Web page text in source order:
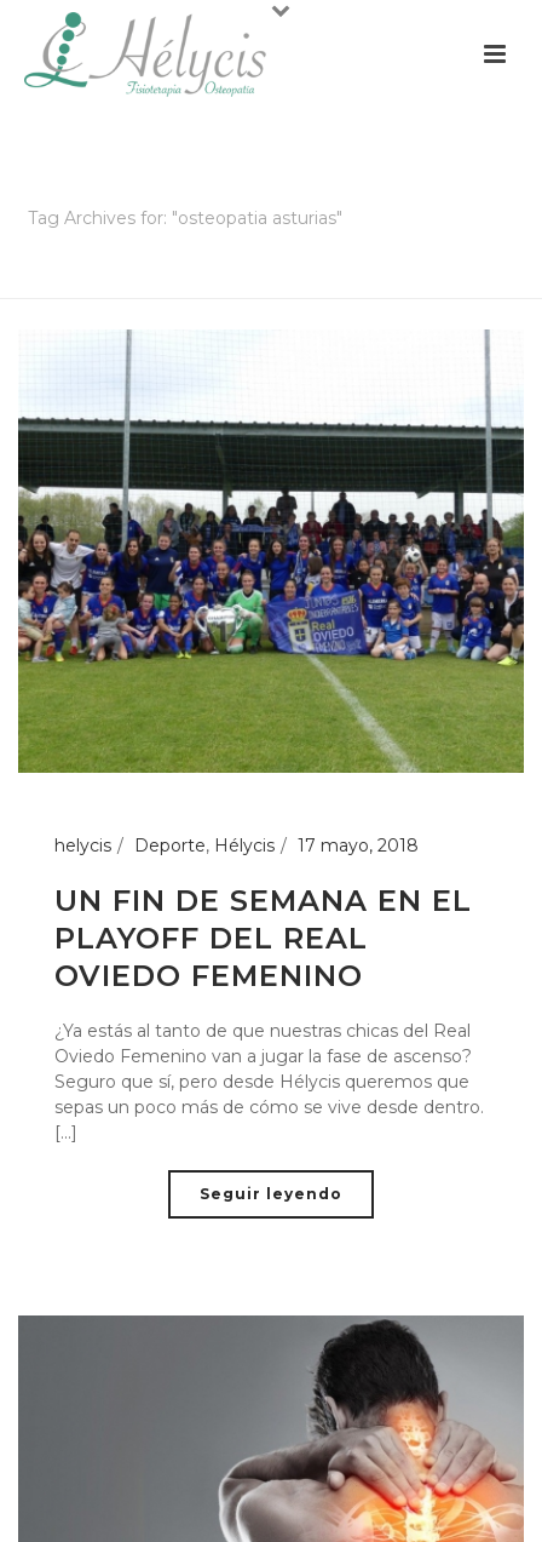
Tag Archives for: "osteopatia asturias"
helycis Deporte, Hélycis 17 mayo, 2018
UN FIN DE SEMANA EN EL
PLAYOFF DEL REAL
OVIEDO FEMENINO
¿Ya estás al tanto de que nuestras chicas del Real
Oviedo Femenino van a jugar la fase de ascenso?
Seguro que sí, pero desde Hélycis queremos que
sepas un poco más de cómo se vive desde dentro.
[...]
Seguir leyendo